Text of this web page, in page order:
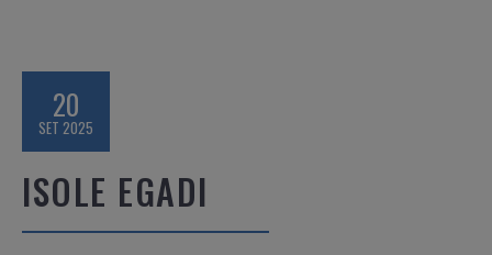
20
SET 2025
ISOLE EGADI